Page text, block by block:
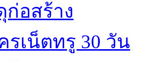
ก่อสร้าง
รเน็ตทรู 30 วัน